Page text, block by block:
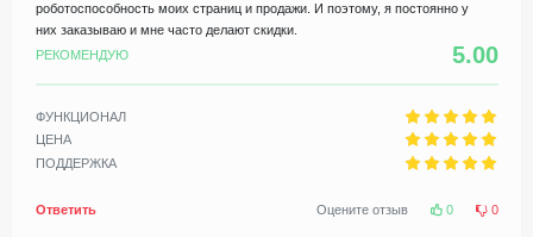
роботоспособность моих страниц и продажи. И поэтому, я постоянно у
них заказываю и мне часто делают скидки.
РЕКОМЕНДУЮ
5.00
ФУНКЦИОНАЛ
ЦЕНА
ПОДДЕРЖКА
Ответить Оцените отзыв 0 0